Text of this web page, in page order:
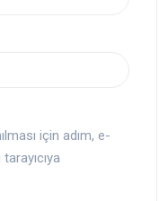
için adım, e-